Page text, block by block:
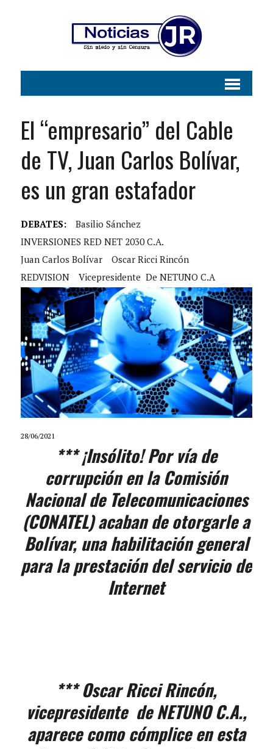
El “empresario” del Cable
de TV, Juan Carlos Bolívar,
es un gran estafador
DEBATES:
Basilio Sánchez
INVERSIONES RED NET 2030 C.A.
Juan Carlos Bolívar
Oscar Ricci Rincón
REDVISION
Vicepresidente De NETUNO C.A
28/06/2021
*** ¡Insólito! Por vía de
corrupción en la Comisión
Nacional de Telecomunicaciones
(CONATEL) acaban de otorgarle a
Bolívar, una habilitación general
para la prestación del servicio de
Internet
*** Oscar Ricci Rincón,
vicepresidente de NETUNO C.A.,
aparece como cómplice en esta